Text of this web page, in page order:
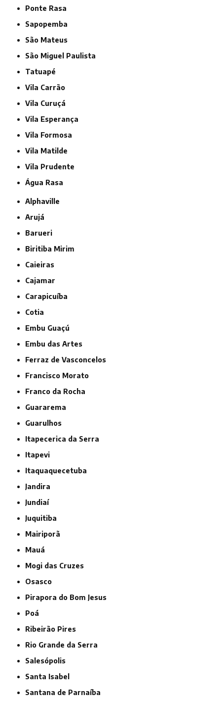
Ponte Rasa
Sapopemba
São Mateus
São Miguel Paulista
Tatuapé
Vila Carrão
Vila Curuçá
Vila Esperança
Vila Formosa
Vila Matilde
Vila Prudente
Água Rasa
Alphaville
Arujá
Barueri
Biritiba Mirim
Caieiras
Cajamar
Carapicuíba
Cotia
Embu Guaçú
Embu das Artes
Ferraz de Vasconcelos
Francisco Morato
Franco da Rocha
Guararema
Guarulhos
Itapecerica da Serra
Itapevi
Itaquaquecetuba
Jandira
Jundiaí
Juquitiba
Mairiporã
Mauá
Mogi das Cruzes
Osasco
Pirapora do Bom Jesus
Poá
Ribeirão Pires
Rio Grande da Serra
Salesópolis
Santa Isabel
Santana de Parnaíba